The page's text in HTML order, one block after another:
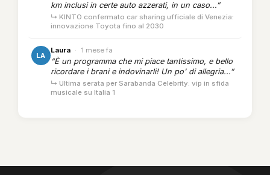
km inclusi in certe auto azzerati, in un caso...”
↳ KINTO confermato car sharing ufficiale di Venezia:
innovazione Toyota fino al 2030
LA
Laura · 1 mese fa
“È un programma che mi piace tantissimo, e bello
ricordare i brani e indovinarli! Un po' di allegria...”
↳ Ultima serata per Sarabanda Celebrity: vip in sfida
musicale su Italia 1